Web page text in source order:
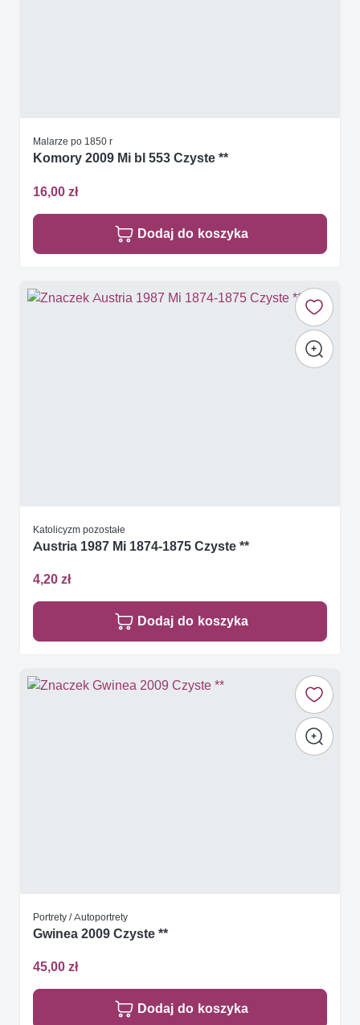
Malarze po 1850 r
Komory 2009 Mi bl 553 Czyste **
16,00 zł
Dodaj do koszyka
Katolicyzm pozostałe
Austria 1987 Mi 1874-1875 Czyste **
4,20 zł
Dodaj do koszyka
Portrety / Autoportrety
Gwinea 2009 Czyste **
45,00 zł
Dodaj do koszyka